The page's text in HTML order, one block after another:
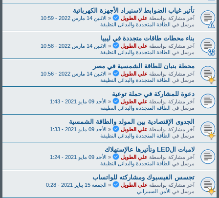
تأثير غياب الضوابط لاستيراد الأجهزة الكهربائية
آخر مشاركة بواسطة علي الطويل « الاثنين 14 مارس 2022 - 10:59
مرسل في الطاقة المتجددة والبدائل النظيفة
بناء محطات طاقات متجددة في ليبيا
آخر مشاركة بواسطة علي الطويل « الاثنين 14 مارس 2022 - 10:58
مرسل في الطاقة المتجددة والبدائل النظيفة
محطة بنبان للطاقة الشمسية في مصر
آخر مشاركة بواسطة علي الطويل « الاثنين 14 مارس 2022 - 10:56
مرسل في الطاقة المتجددة والبدائل النظيفة
دعوة للمشاركة في حملة توعية
آخر مشاركة بواسطة علي الطويل « الأحد 09 مايو 2021 - 1:43
مرسل في الطاقة المتجددة والبدائل النظيفة
الجدوى الإقتصادية بين المولد والطاقة الشمسية
آخر مشاركة بواسطة علي الطويل « الأحد 09 مايو 2021 - 1:33
مرسل في الطاقة المتجددة والبدائل النظيفة
لامبات الLED وتأثيرها عالإستهلاك
آخر مشاركة بواسطة علي الطويل « الأحد 09 مايو 2021 - 1:24
مرسل في الطاقة المتجددة والبدائل النظيفة
تجسس الفيسبوك ومشاركته للواتساب
آخر مشاركة بواسطة علي الطويل « الجمعة 15 يناير 2021 - 0:28
مرسل في الأمن السيبراني